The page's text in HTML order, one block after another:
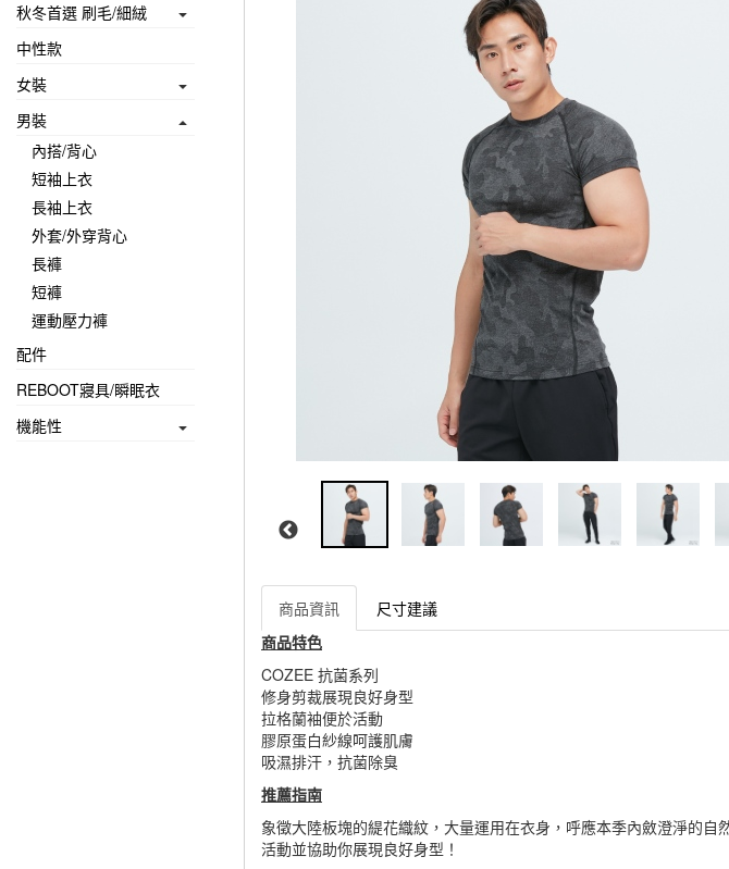
秋冬首選 刷毛/細絨
中性款
女裝
男裝
內搭/背心
短袖上衣
長袖上衣
外套/外穿背心
長褲
短褲
運動壓力褲
配件
REBOOT寢具/瞬眠衣
機能性
商品資訊
尺寸建議
商品特色
COZEE 抗菌系列
修身剪裁展現良好身型
拉格蘭袖便於活動
膠原蛋白紗線呵護肌膚
吸濕排汗，抗菌除臭
推薦指南
象徵大陸板塊的緹花織紋，大量運用在衣身，呼應本季內斂澄淨的
活動並協助你展現良好身型！